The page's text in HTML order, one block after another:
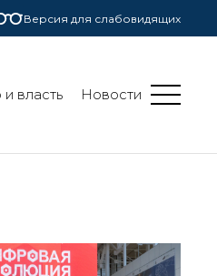
Версия для слабовидящих
власть Новости